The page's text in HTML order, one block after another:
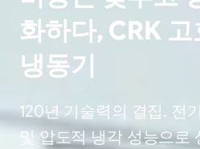
화하다, CRK
냉동기
120년 기술력의 결집. 전
및 압도적 냉각 성능으로